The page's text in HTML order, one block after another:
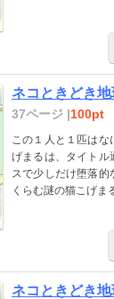
ネコときどき
37ページ |100pt
この１人と１匹は
げまるは、タイト
スで少しだけ堕落
くらむ謎の猫こげま
ネコときどき